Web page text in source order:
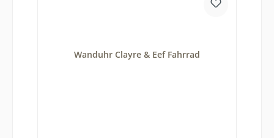
Wanduhr Clayre & Eef Fahrrad